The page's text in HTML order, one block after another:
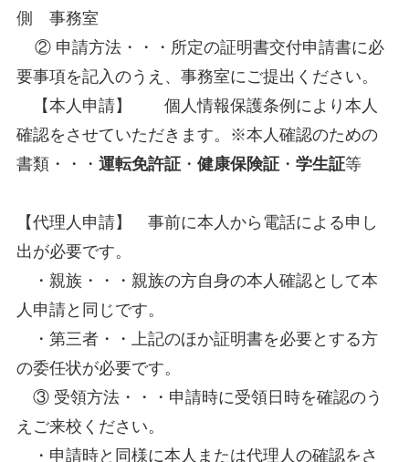
側 事務室
② 申請方法・・・所定の証明書交付申請書に必
要事項を記入のうえ、事務室にご提出ください。
【本人申請】 個人情報保護条例により本人
確認をさせていただきます。※本人確認のための
書類・・・ 運転免許証・ 健康保険証・ 学生証等
【代理人申請】 事前に本人から電話による申し
出が必要です。
・親族・・・親族の方自身の本人確認として本
人申請と同じです。
・第三者・・上記のほか証明書を必要とする方
の委任状が必要です。
③ 受領方法・・・申請時に受領日時を確認のう
えご来校ください。
・申請時と同様に本人または代理人の確認をさ